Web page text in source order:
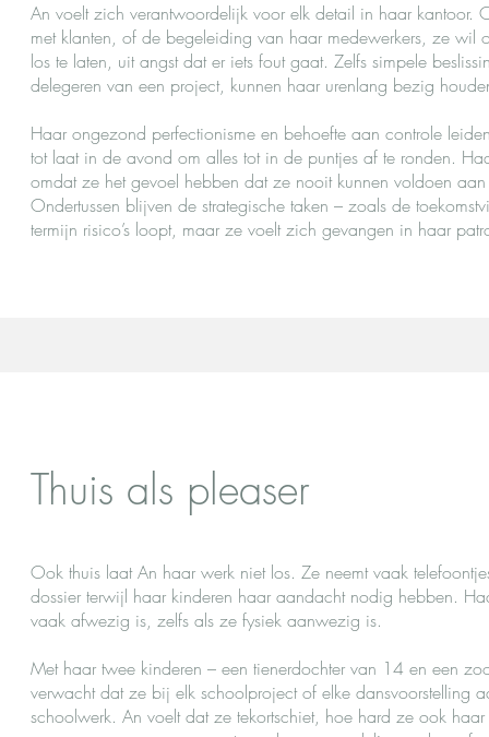
An voelt zich verantwoordelijk voor elk detail in haar
met klanten, of de begeleiding van haar medewerkers, ze wil
los te laten, uit angst dat er iets fout gaat. Zelfs simpele
delegeren van een project, kunnen haar urenlang bezig
Haar ongezond perfectionisme en behoefte aan controle
tot laat in de avond om alles tot in de puntjes af te ronden.
omdat ze het gevoel hebben dat ze nooit kunnen voldoen
Ondertussen blijven de strategische taken – zoals de
termijn risico’s loopt, maar ze voelt zich gevangen in haar
Thuis als pleaser
Ook thuis laat An haar werk niet los. Ze neemt vaak
dossier terwijl haar kinderen haar aandacht nodig hebben.
vaak afwezig is, zelfs als ze fysiek aanwezig is.
Met haar twee kinderen – een tienerdochter van 14 en een
verwacht dat ze bij elk schoolproject of elke
schoolwerk. An voelt dat ze tekortschiet, hoe hard ze ook